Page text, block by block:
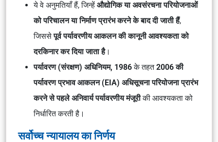
ये वे अनुमतियाँ हैं, जिन्हें औद्योगिक या अवसंरचना परियोजनाओं
को परिचालन या निर्माण प्रारंभ करने के बाद दी जाती हैं,
जिससेपूर्व पर्यावरणीय आकलन की कानूनी आवश्यकता को
दरकिनार कर दिया जाता है।
पर्यावरण (संरक्षण) अधिनियम, 1986के तहत2006 की
पर्यावरण प्रभाव आकलन (EIA) अधिसूचना परियोजना प्रारंभ
करने से पहले अनिवार्य पर्यावरणीय मंजूरीकी आवश्यकता को
निर्धारित करती है।
सर्वोच्च न्यायालय का निर्णय